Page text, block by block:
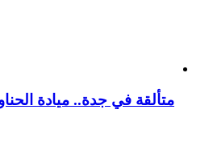
متألقة في جدة.. ميادة